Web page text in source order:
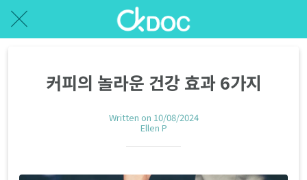
커피의 놀라운 건강 효과 6가지
Written on 10/08/2024
Ellen P